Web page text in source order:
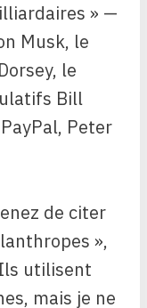
» —
Musk, le
le
Bill
Peter
de citer
»,
utilisent
mais je ne